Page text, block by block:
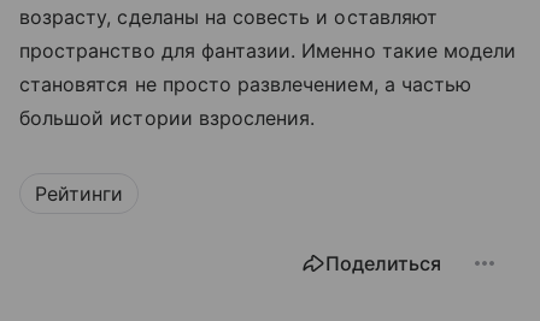
возрасту, сделаны на совесть и оставляют
пространство для фантазии. Именно такие модели
становятся не просто развлечением, а частью
большой истории взросления.
Рейтинги
Поделиться